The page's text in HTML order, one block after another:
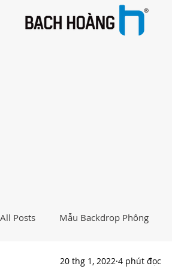
All Posts Mẫu Backdrop Phông
Free Vectors Nhất Việt Nam
20 thg 1, 2022 4 phút đọc